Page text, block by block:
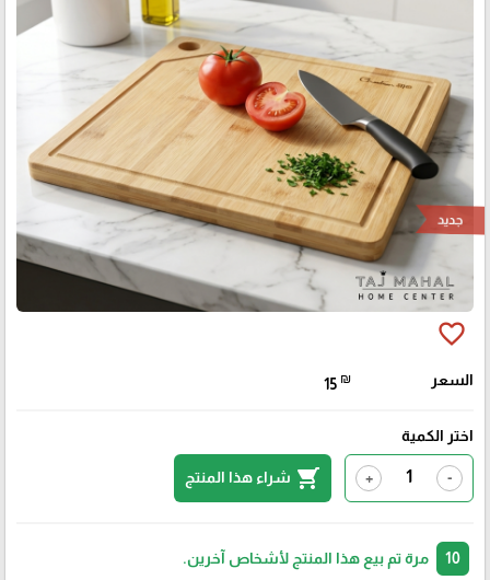
جديد
favorite_border
السعر 15 ₪
اختر الكمية
-
+
shopping_cart شراء هذا المنتج
مرة تم بيع هذا المنتج لأشخاص آخرين.